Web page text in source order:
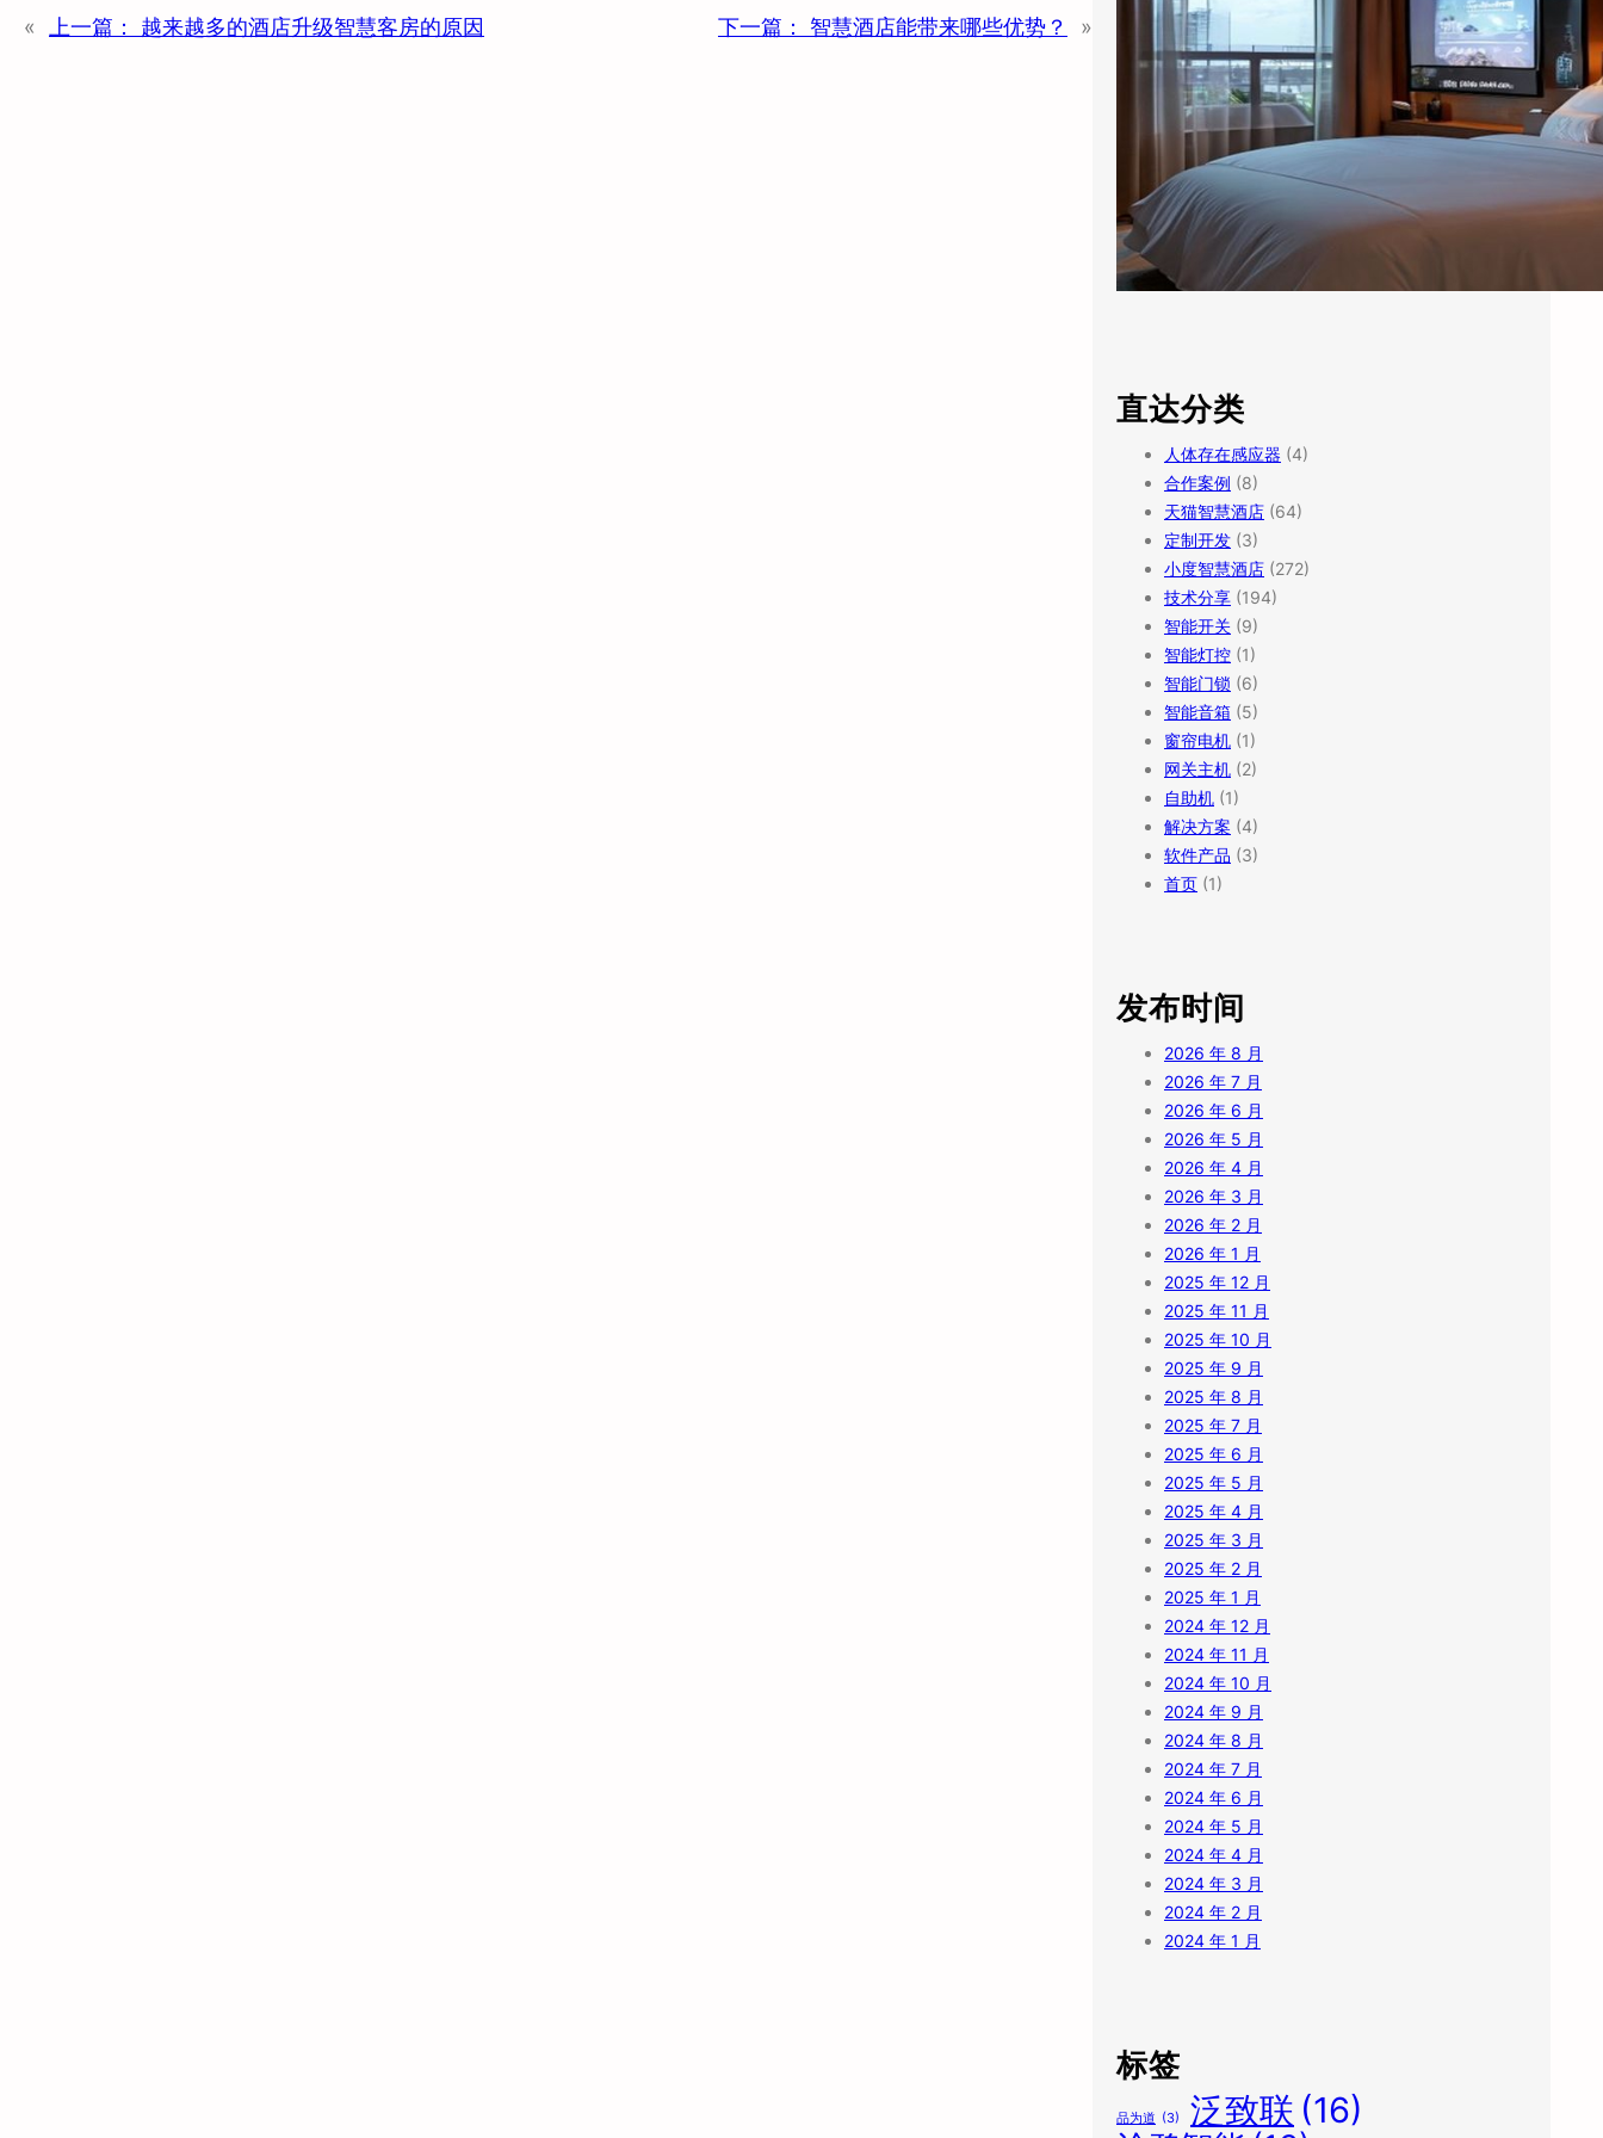
« 上一篇： 越来越多的酒店升级智慧客房的原因 下一篇： 智慧酒店能带来哪些优势？ »
直达分类
人体存在感应器 (4)
合作案例 (8)
天猫智慧酒店 (64)
定制开发 (3)
小度智慧酒店 (272)
技术分享 (194)
智能开关 (9)
智能灯控 (1)
智能门锁 (6)
智能音箱 (5)
窗帘电机 (1)
网关主机 (2)
自助机 (1)
解决方案 (4)
软件产品 (3)
首页 (1)
发布时间
2026 年 8 月
2026 年 7 月
2026 年 6 月
2026 年 5 月
2026 年 4 月
2026 年 3 月
2026 年 2 月
2026 年 1 月
2025 年 12 月
2025 年 11 月
2025 年 10 月
2025 年 9 月
2025 年 8 月
2025 年 7 月
2025 年 6 月
2025 年 5 月
2025 年 4 月
2025 年 3 月
2025 年 2 月
2025 年 1 月
2024 年 12 月
2024 年 11 月
2024 年 10 月
2024 年 9 月
2024 年 8 月
2024 年 7 月
2024 年 6 月
2024 年 5 月
2024 年 4 月
2024 年 3 月
2024 年 2 月
2024 年 1 月
标签
品为道 (3) 泛致联 (16)